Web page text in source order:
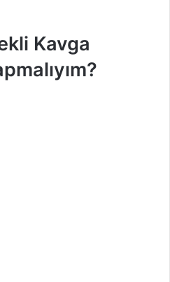
-
p
Kavga